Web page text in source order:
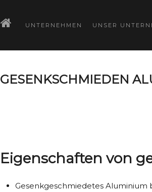
UNTERNEHMEN UNSER
GESENKSCHMIEDEN
Eigenschaften von
Gesenkgeschmiedetes Aluminium